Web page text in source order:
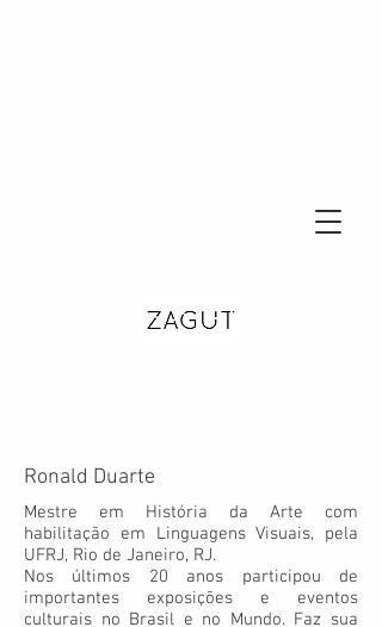
Ronald Duarte
Mestre em História da Arte com
habilitação em Linguagens Visuais, pela
UFRJ, Rio de Janeiro, RJ.
Nos últimos 20 anos participou de
importantes exposições e eventos
culturais no Brasil e no Mundo. Faz sua